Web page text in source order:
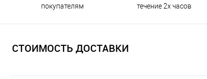
покупателям
течение 2х часов
СТОИМОСТЬ ДОСТАВКИ